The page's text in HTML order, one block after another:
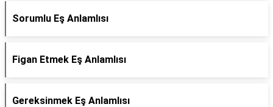
Sorumlu Eş Anlamlısı
Figan Etmek Eş Anlamlısı
Gereksinmek Eş Anlamlısı